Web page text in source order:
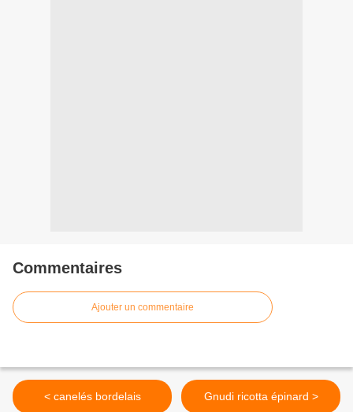
Commentaires
Ajouter un commentaire
< canelés bordelais Gnudi ricotta épinard >